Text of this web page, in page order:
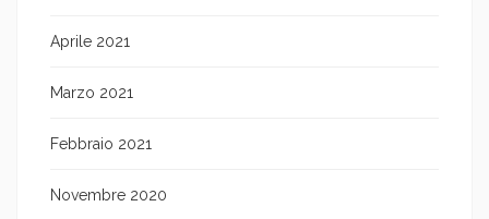
Aprile 2021
Marzo 2021
Febbraio 2021
Novembre 2020